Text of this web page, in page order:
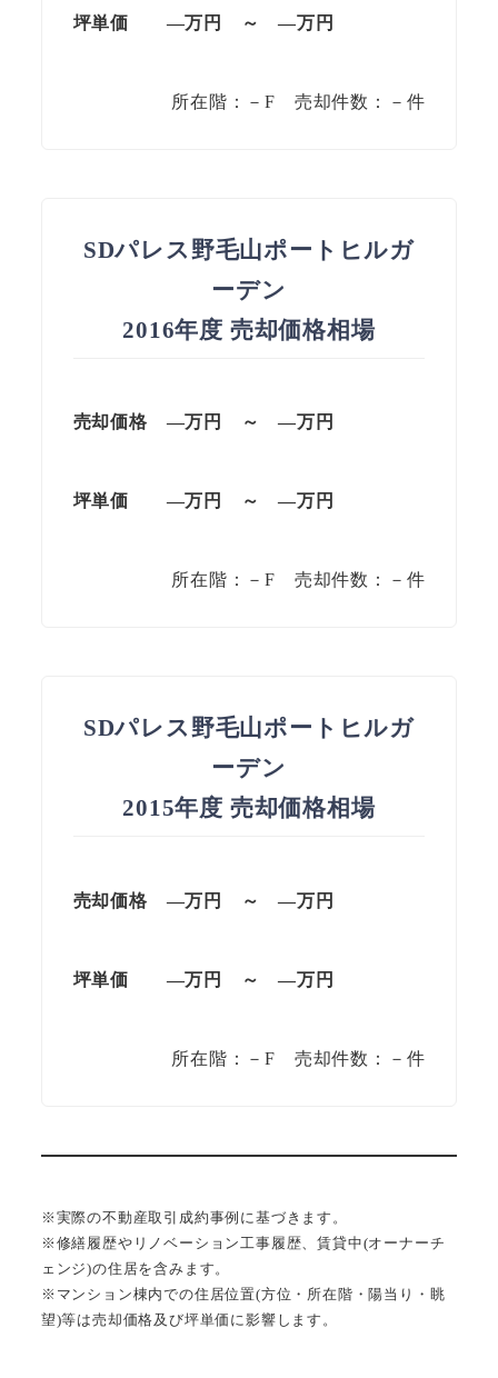
坪単価 —万円 ～—万円
所在階：－F 売却件数：－件
SDパレス野毛山ポートヒルガ
ーデン
2016年度 売却価格相場
売却価格 —万円 ～—万円
坪単価 —万円 ～—万円
所在階：－F 売却件数：－件
SDパレス野毛山ポートヒルガ
ーデン
2015年度 売却価格相場
売却価格 —万円 ～—万円
坪単価 —万円 ～—万円
所在階：－F 売却件数：－件
※実際の不動産取引成約事例に基づきます。
※修繕履歴やリノベーション工事履歴、賃貸中(オーナーチ
ェンジ)の住居を含みます。
※マンション棟内での住居位置(方位・所在階・陽当り・眺
望)等は売却価格及び坪単価に影響します。